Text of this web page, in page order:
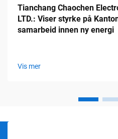
Tianchang Chaochen
LTD.: Viser styrke på
samarbeid innen ny energi
Vis mer